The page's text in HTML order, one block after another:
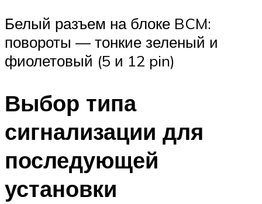
Белый разъем на блоке BCM:
повороты — тонкие зеленый и
фиолетовый (5 и 12 pin)
Выбор типа
сигнализации для
последующей
установки